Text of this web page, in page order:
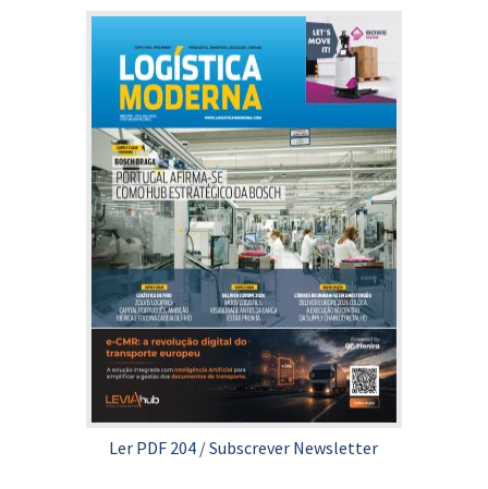
Ler PDF 204 /Subscrever Newsletter